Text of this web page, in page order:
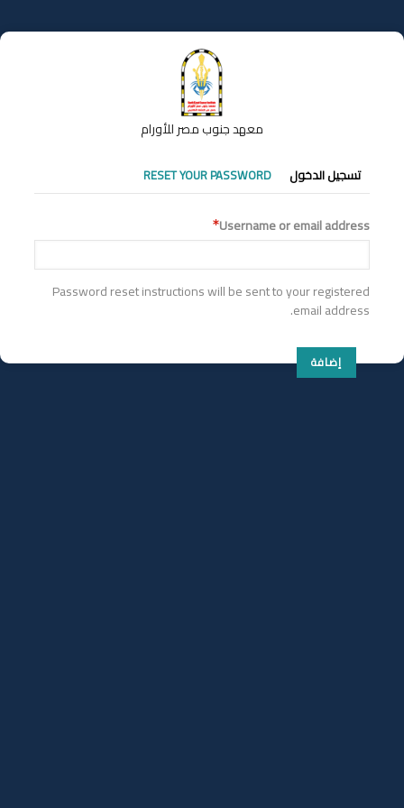
إلى
المحتوى
معهد جنوب مصر للأورام
التبويبات
الأساسية
تسجيل الدخول RESET YOUR PASSWORD
Username or email address
Password reset instructions will be sent to your registered
email address.